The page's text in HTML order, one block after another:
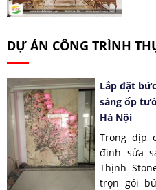
DỰ ÁN CÔNG TRÌNH
Lắp đặt
sáng ốp
Hà Nội
Trong dịp
đình sửa
Thịnh
trọn gói